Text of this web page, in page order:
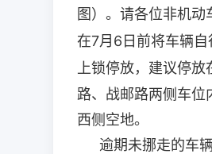
图）。请各位非机动
在7月 6 日前将车辆
上锁停放，建议停放
路、战邮路两侧车位
西侧空地。
逾期未挪走的车